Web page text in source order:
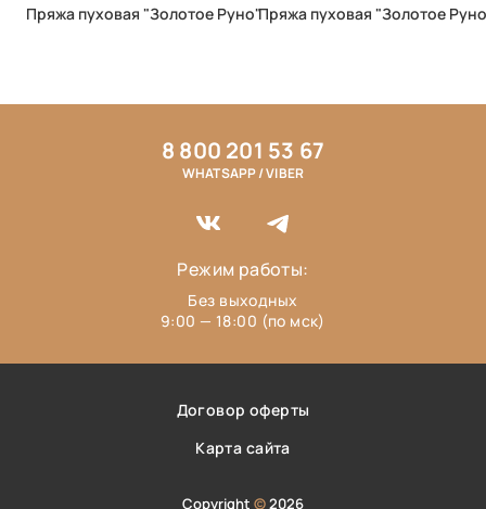
Пряжа пуховая "Золотое Руно"Пряжа пуховая "Золотое
Договор оферты
Карта сайта
Copyright ©2026
8 800 201 53 67
WHATSAPP / VIBER
Режим работы:
Без выходных
9:00 — 18:00 (по мск)